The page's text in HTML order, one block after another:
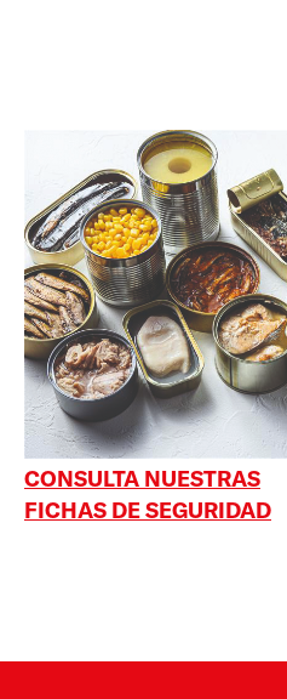
CONSULTA NUESTRAS
FICHAS DE SEGURIDAD